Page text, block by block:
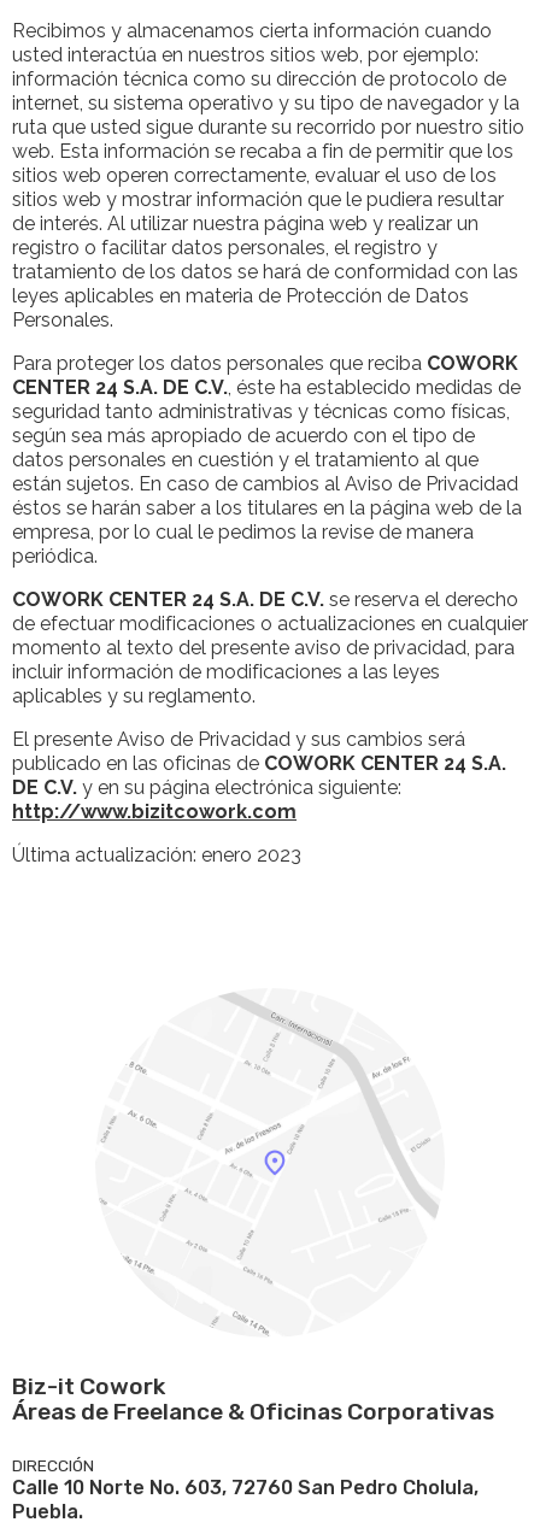
Recibimos y almacenamos cierta información cuando
usted interactúa en nuestros sitios web, por ejemplo:
información técnica como su dirección de protocolo de
internet, su sistema operativo y su tipo de navegador y la
ruta que usted sigue durante su recorrido por nuestro sitio
web. Esta información se recaba a fin de permitir que los
sitios web operen correctamente, evaluar el uso de los
sitios web y mostrar información que le pudiera resultar
de interés. Al utilizar nuestra página web y realizar un
registro o facilitar datos personales, el registro y
tratamiento de los datos se hará de conformidad con las
leyes aplicables en materia de Protección de Datos
Personales.
Para proteger los datos personales que reciba COWORK
CENTER 24 S.A. DE C.V., éste ha establecido medidas de
seguridad tanto administrativas y técnicas como físicas,
según sea más apropiado de acuerdo con el tipo de
datos personales en cuestión y el tratamiento al que
están sujetos. En caso de cambios al Aviso de Privacidad
éstos se harán saber a los titulares en la página web de la
empresa, por lo cual le pedimos la revise de manera
periódica.
COWORK CENTER 24 S.A. DE C.V. se reserva el derecho
de efectuar modificaciones o actualizaciones en cualquier
momento al texto del presente aviso de privacidad, para
incluir información de modificaciones a las leyes
aplicables y su reglamento.
El presente Aviso de Privacidad y sus cambios será
publicado en las oficinas de COWORK CENTER 24 S.A.
DE C.V. y en su página electrónica siguiente:
http://www.bizitcowork.com
Última actualización: enero 2023
Biz-it Cowork
Áreas de Freelance & Oficinas Corporativas
DIRECCIÓN
Calle 10 Norte No. 603, 72760 San Pedro Cholula,
Puebla.